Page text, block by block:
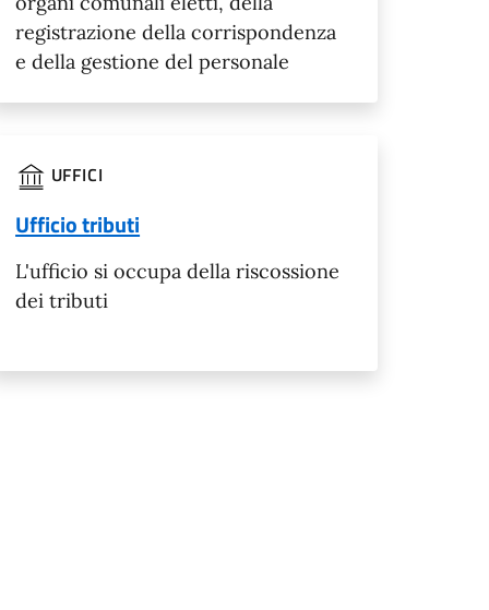
registrazione della corrispondenza
e della gestione del personale
UFFICI
Ufficio tributi
L'ufficio si occupa della riscossione
dei tributi